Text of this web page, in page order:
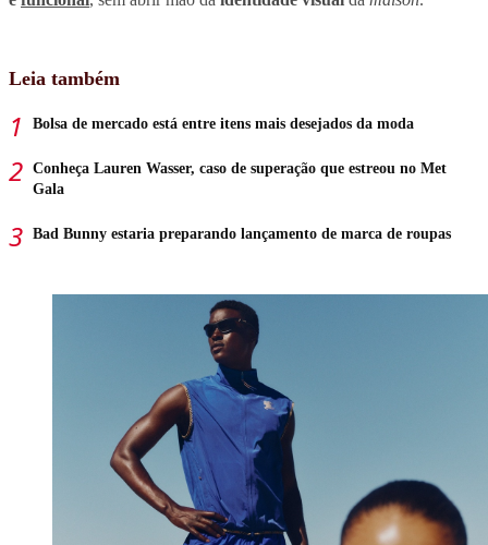
Leia também
Bolsa de mercado está entre itens mais desejados da moda
Conheça Lauren Wasser, caso de superação que estreou no Met
Gala
Bad Bunny estaria preparando lançamento de marca de roupas